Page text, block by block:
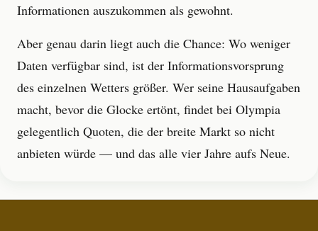
Informationen auszukommen als gewohnt.
Aber genau darin liegt auch die Chance: Wo weniger
Daten verfügbar sind, ist der Informationsvorsprung
des einzelnen Wetters größer. Wer seine Hausaufgaben
macht, bevor die Glocke ertönt, findet bei Olympia
gelegentlich Quoten, die der breite Markt so nicht
anbieten würde — und das alle vier Jahre aufs Neue.